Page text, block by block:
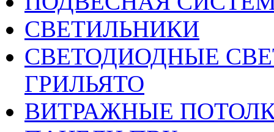
СВЕТИЛЬНИКИ
CВЕТОДИОДНЫЕ
ГРИЛЬЯТО
ВИТРАЖНЫЕ